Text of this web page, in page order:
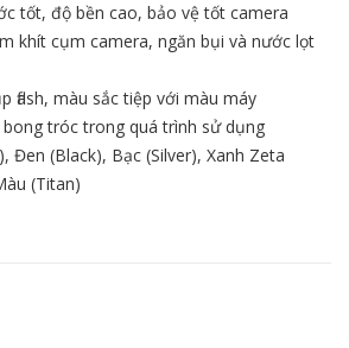
tốt, độ bền cao, bảo vệ tốt camera
khít cụm camera, ngăn bụi và nước lọt
flash, màu sắc tiệp với màu máy
tróc trong quá trình sử dụng
Đen (Black), Bạc (Silver), Xanh Zeta
(Titan)